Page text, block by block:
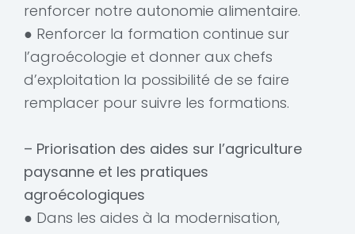
renforcer notre autonomie alimentaire.
● Renforcer la formation continue sur
l’agroécologie et donner aux chefs
d’exploitation la possibilité de se faire
remplacer pour suivre les formations.
– Priorisation des aides sur l’agriculture
paysanne et les pratiques
agroécologiques
● Dans les aides à la modernisation,